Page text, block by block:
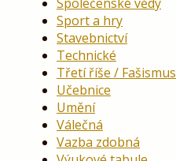
Společenské vědy
Sport a hry
Stavebnictví
Technické
Třetí říše / Fašismus
Učebnice
Umění
Válečná
Vazba zdobná